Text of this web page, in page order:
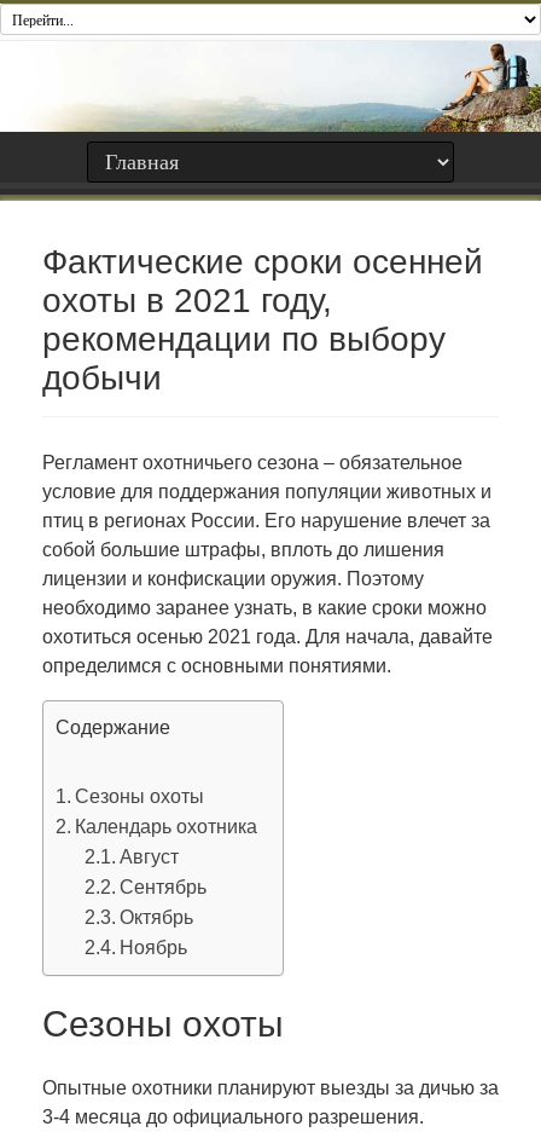
Фактические сроки осенней
охоты в 2021 году,
рекомендации по выбору
добычи
Регламент охотничьего сезона – обязательное
условие для поддержания популяции животных и
птиц в регионах России. Его нарушение влечет за
собой большие штрафы, вплоть до лишения
лицензии и конфискации оружия. Поэтому
необходимо заранее узнать, в какие сроки можно
охотиться осенью 2021 года. Для начала, давайте
определимся с основными понятиями.
Содержание
Сезоны охоты
Календарь охотника
Август
Сентябрь
Октябрь
Ноябрь
Сезоны охоты
Опытные охотники планируют выезды за дичью за
3-4 месяца до официального разрешения.